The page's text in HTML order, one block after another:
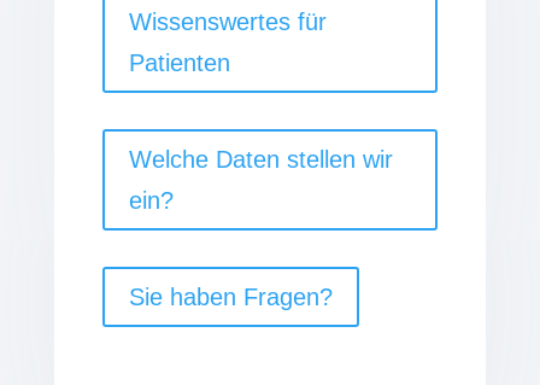
Wissenswertes für
Patienten
Welche Daten stellen wir
ein?
Sie haben Fragen?